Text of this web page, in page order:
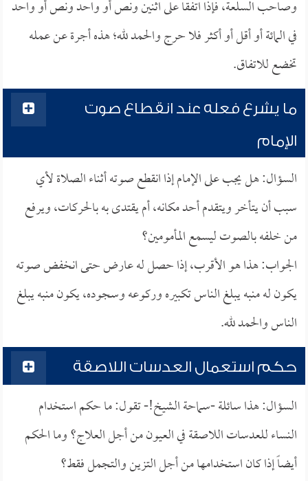
وصاحب السلعة، فإذا اتفقا على اثنين ونص أو واحد ونص أو واحد
في المائة أو أقل أو أكثر فلا حرج والحمد لله؛ هذه أجرة عن عمله
تخضع للاتفاق.
ما يشرع فعله عند انقطاع صوت
الإمام
السؤال: هل يجب على الإمام إذا انقطع صوته أثناء الصلاة لأي
سبب أن يتأخر ويتقدم أحد مكانه، أم يقتدى به بالحركات، ويرفع
من خلفه بالصوت ليسمع المأمومين؟
الجواب: هذا هو الأقرب، إذا حصل له عارض حتى انخفض صوته
يكون له منبه يبلغ الناس تكبيره وركوعه وسجوده، يكون منبه يبلغ
الناس والحمد لله.
حكم استعمال العدسات اللاصقة
السؤال: هذا سائلة -سماحة الشيخ!- تقول: ما حكم استخدام
النساء للعدسات اللاصقة في العيون من أجل العلاج؟ وما الحكم
أيضاً إذا كان استخدامها من أجل التزين والتجمل فقط؟